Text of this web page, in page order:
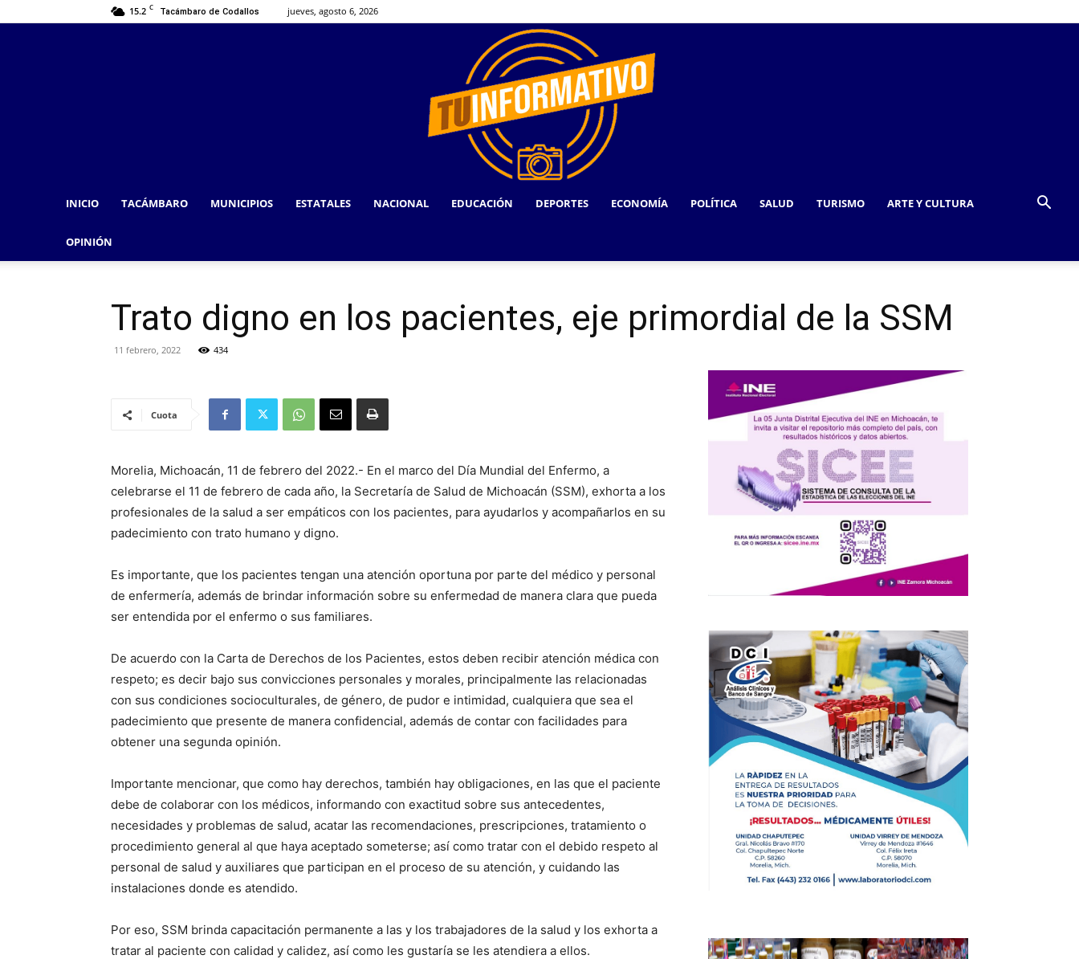
15.2 C Tacámbaro de Codallos jueves, agosto 6, 2026
INFORMATIVO
INICIO TACÁMBARO MUNICIPIOS ESTATALES NACIONAL EDUCACIÓN DEPORTES ECONOMÍA POLÍTICA SALUD TURISMO ARTE Y CULTURA
OPINIÓN
Trato digno en los pacientes, eje primordial de la SSM
11 febrero, 2022 434
Cuota
Morelia, Michoacán, 11 de febrero del 2022.- En el marco del Día Mundial del Enfermo, a
celebrarse el 11 de febrero de cada año, la Secretaría de Salud de Michoacán (SSM), exhorta a los
profesionales de la salud a ser empáticos con los pacientes, para ayudarlos y acompañarlos en su
padecimiento con trato humano y digno.
Es importante, que los pacientes tengan una atención oportuna por parte del médico y personal
de enfermería, además de brindar información sobre su enfermedad de manera clara que pueda
ser entendida por el enfermo o sus familiares.
De acuerdo con la Carta de Derechos de los Pacientes, estos deben recibir atención médica con
respeto; es decir bajo sus convicciones personales y morales, principalmente las relacionadas
con sus condiciones socioculturales, de género, de pudor e intimidad, cualquiera que sea el
padecimiento que presente de manera confidencial, además de contar con facilidades para
obtener una segunda opinión.
Importante mencionar, que como hay derechos, también hay obligaciones, en las que el paciente
debe de colaborar con los médicos, informando con exactitud sobre sus antecedentes,
necesidades y problemas de salud, acatar las recomendaciones, prescripciones, tratamiento o
procedimiento general al que haya aceptado someterse; así como tratar con el debido respeto al
personal de salud y auxiliares que participan en el proceso de su atención, y cuidando las
instalaciones donde es atendido.
Por eso, SSM brinda capacitación permanente a las y los trabajadores de la salud y los exhorta a
tratar al paciente con calidad y calidez, así como les gustaría se les atendiera a ellos.